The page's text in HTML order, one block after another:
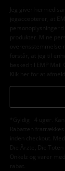
Jeg giver hermed
jegaccepterer, at
personoplysninger
produkter. Mine
forstår, at jeg til
besked til EMP Mail
Klik her
for at
*Gyldig i 4 uger.
Rabatten
inden checkout.
Die Ärzte, Die
Onkelz og varer
rabat.